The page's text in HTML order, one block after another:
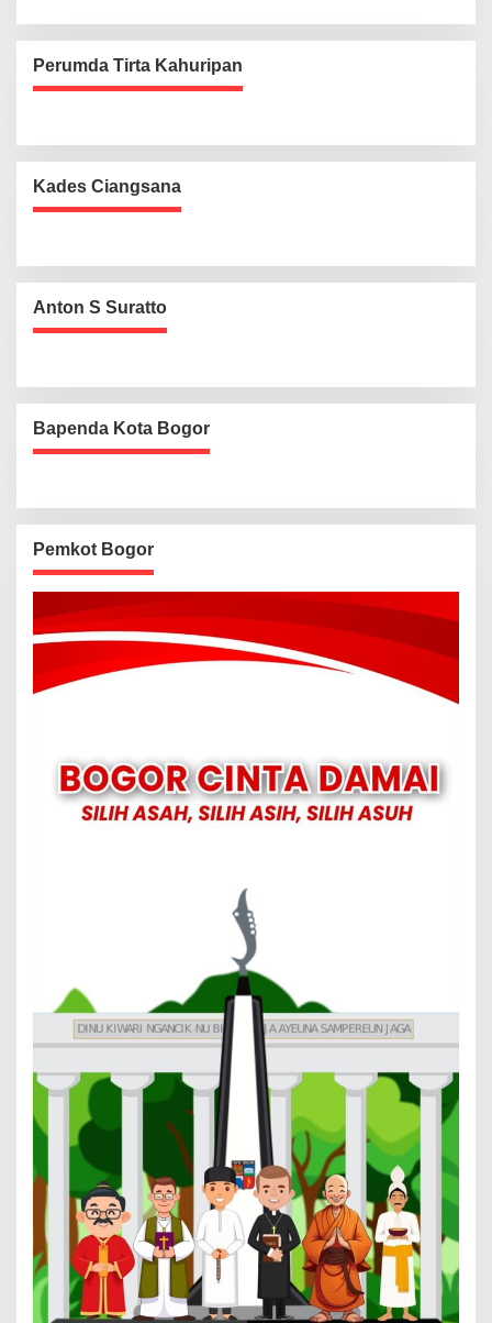
Perumda Tirta Kahuripan
Kades Ciangsana
Anton S Suratto
Bapenda Kota Bogor
Pemkot Bogor